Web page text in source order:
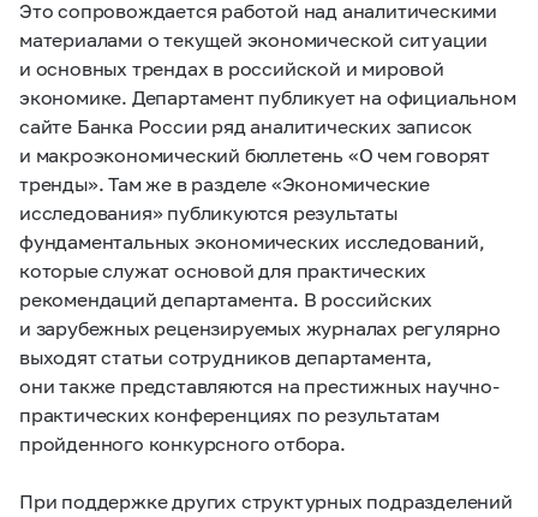
Это сопровождается работой над аналитическими
материалами о текущей экономической ситуации
и основных трендах в российской и мировой
экономике. Департамент публикует на официальном
сайте Банка России ряд аналитических записок
и макроэкономический бюллетень «О чем говорят
тренды». Там же в разделе «Экономические
исследования» публикуются результаты
фундаментальных экономических исследований,
которые служат основой для практических
рекомендаций департамента. В российских
и зарубежных рецензируемых журналах регулярно
выходят статьи сотрудников департамента,
они также представляются на престижных научно-
практических конференциях по результатам
пройденного конкурсного отбора.
При поддержке других структурных подразделений